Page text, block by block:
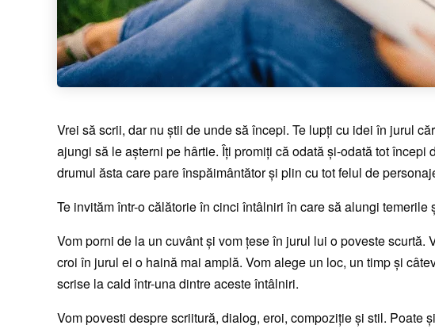
Vrei să scrii, dar nu ştii de unde să începi. Te lupţi cu idei în jurul
ajungi să le aşterni pe hârtie. Îţi promiţi că odată şi-odată tot
drumul ăsta care pare înspăimântător şi plin cu tot felul de
Te invităm într-o călătorie în cinci întâlniri în care să alungi temerile
Vom porni de la un cuvânt şi vom ţese în jurul lui o poveste scurtă.
croi în jurul ei o haină mai amplă. Vom alege un loc, un timp şi
scrise la cald într-una dintre aceste întâlniri.
Vom povesti despre scriitură, dialog, eroi, compoziţie şi stil. Poate